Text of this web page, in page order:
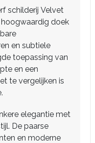
schilderij Velvet
doek
en subtiele
toepassing van
en een
te vergelijken is
elegantie met
De paarse
en moderne